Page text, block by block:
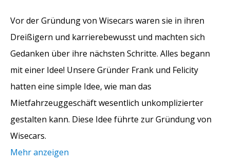
Vor der Gründung von Wisecars waren sie in ihren
Dreißigern und karrierebewusst und machten sich
Gedanken über ihre nächsten Schritte. Alles begann
mit einer Idee! Unsere Gründer Frank und Felicity
hatten eine simple Idee, wie man das
Mietfahrzeuggeschäft wesentlich unkomplizierter
gestalten kann. Diese Idee führte zur Gründung von
Wisecars.
Mehr anzeigen